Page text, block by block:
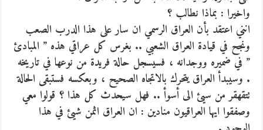
واخيرا : بماذا نطالب ؟
انني اعتقد بأن العراق الرسمي ان سار على هذا الدرب الصعب
ونجح في قيادة العراق الشعبي .. بغرس كل عراقي هذه ” المبادئ
” في ضميره ووجدانه ، فسيسجل حالة فريدة من نوعها في تاريخه
. وسيبدأ العراق يتحرك بالاتجاه الصحيح ، وبعكسه فستبقى الحالة
تتقهقر من سيئ الى أسوأ .. فهل سيحدث كل هذا ؟ قولوا معي
وصفقوا ايها العراقيون منادين : ان العراق اثمن شيئ في هذا